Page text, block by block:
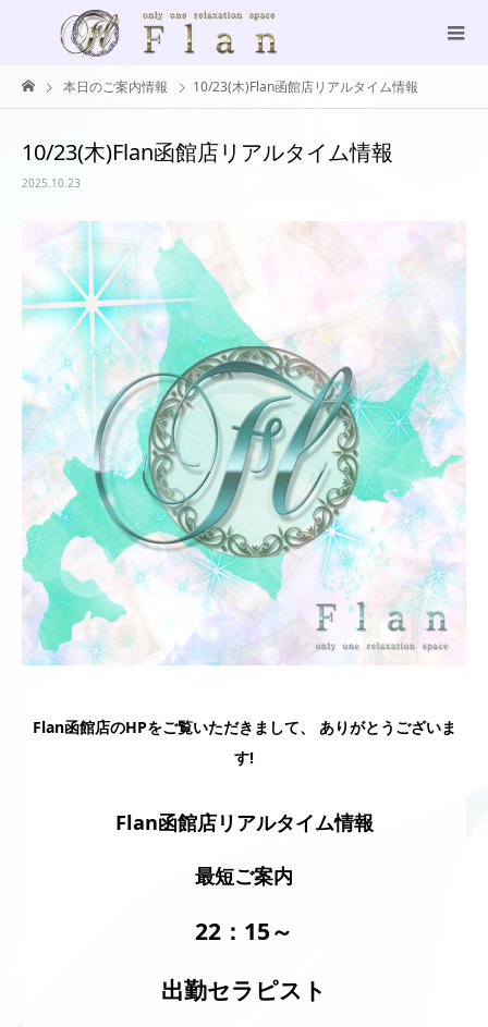
本日のご案内情報 10/23(木)Flan函館店リアルタイム情報
10/23(木)Flan函館店リアルタイム情報
2025.10.23
Flan函館店のHPをご覧いただきまして、 ありがとうございま
す!
Flan函館店リアルタイム情報
最短ご案内
22：15～
出勤セラピスト